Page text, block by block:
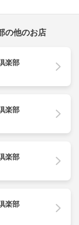
の他のお店
楽部
楽部
楽部
楽部